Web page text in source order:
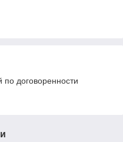
по договоренности